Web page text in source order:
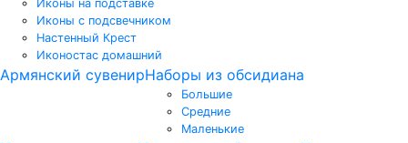
Иконы на подставке
Иконы с подсвечником
Настенный Крест
Иконостас домашний
Армянский сувенирНаборы из обсидиана
Большие
Средние
Маленькие